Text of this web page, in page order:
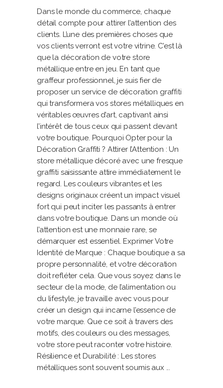
Dans le monde du commerce, chaque
détail compte pour attirer l’attention des
clients. L’une des premières choses que
vos clients verront est votre vitrine. C’est là
que la décoration de votre store
métallique entre en jeu. En tant que
graffeur professionnel, je suis fier de
proposer un service de décoration graffiti
qui transformera vos stores métalliques en
véritables œuvres d’art, captivant ainsi
l’intérêt de tous ceux qui passent devant
votre boutique. Pourquoi Opter pour la
Décoration Graffiti ? Attirer l’Attention : Un
store métallique décoré avec une fresque
graffiti saisissante attire immédiatement le
regard. Les couleurs vibrantes et les
designs originaux créent un impact visuel
fort qui peut inciter les passants à entrer
dans votre boutique. Dans un monde où
l’attention est une monnaie rare, se
démarquer est essentiel. Exprimer Votre
Identité de Marque : Chaque boutique a sa
propre personnalité, et votre décoration
doit refléter cela. Que vous soyez dans le
secteur de la mode, de l’alimentation ou
du lifestyle, je travaille avec vous pour
créer un design qui incarne l’essence de
votre marque. Que ce soit à travers des
motifs, des couleurs ou des messages,
votre store peut raconter votre histoire.
Résilience et Durabilité : Les stores
métalliques sont souvent soumis aux